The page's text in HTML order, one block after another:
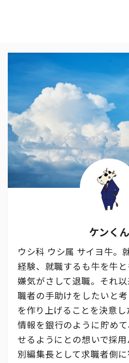
ケンくん
ウシ科 ウシ属 サイヨ牛。
経験、就職するも牛を牛
嫌気がさして退職。それ
職者の手助けをしたいと
を作り上げることを決意
情報を銀行のように貯め
せるようにとの想いで採
別編集長として求職者側